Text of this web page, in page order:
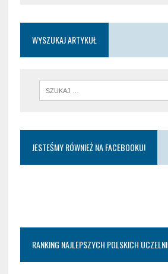
WYSZUKAJ ARTYKUŁ
JESTEŚMY RÓWNIEŻ NA FACEBOOKU!
RANKING NAJLEPSZYCH POLSKICH UCZELNI